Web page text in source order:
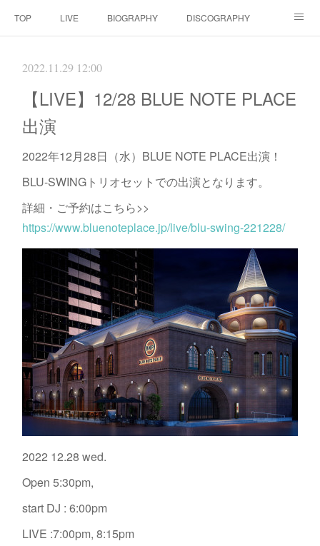
TOP LIVE BIOGRAPHY DISCOGRAPHY
2022.11.29 12:00
【LIVE】12/28 BLUE NOTE PLACE
出演
2022年12月28日（水）BLUE NOTE PLACE出演！
BLU-SWINGトリオセットでの出演となります。
詳細・ご予約はこちら>>
https://www.bluenoteplace.jp/live/blu-swing-221228/
2022 12.28 wed.
Open 5:30pm,
start DJ : 6:00pm
LIVE :7:00pm, 8:15pm